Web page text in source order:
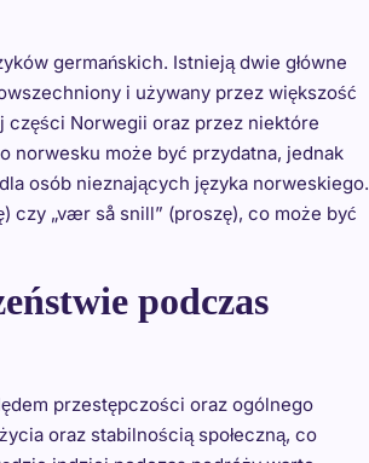
germańskich. Istnieją dwie główne
i używany przez większość
części Norwegii oraz przez niektóre
norwesku może być przydatna, jednak
osób nieznających języka norweskiego.
czy „vær så snill” (proszę), co może być
podczas
przestępczości oraz ogólnego
oraz stabilnością społeczną, co